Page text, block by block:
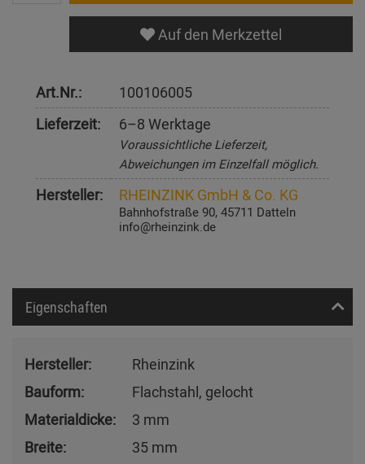
Auf den Merkzettel
Art.Nr.:
100106005
Lieferzeit:
6–8 Werktage
Voraussichtliche Lieferzeit,
Abweichungen im Einzelfall möglich.
Hersteller: RHEINZINK GmbH & Co. KG
Bahnhofstraße 90, 45711 Datteln
info@rheinzink.de
Eigenschaften
Hersteller:
Rheinzink
Bauform:
Flachstahl, gelocht
Materialdicke:
3 mm
Breite:
35 mm